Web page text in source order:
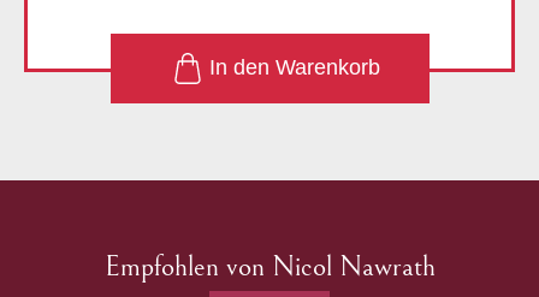
In den Warenkorb
Empfohlen von Nicol Nawrath